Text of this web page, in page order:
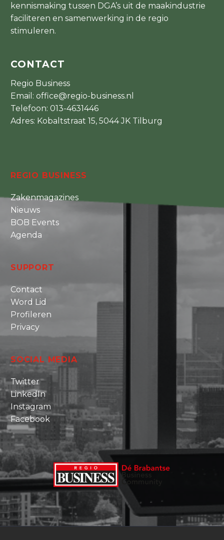
kennismaking tussen DGA’s uit de maakindustrie
faciliteren en samenwerking in de regio
stimuleren.
CONTACT
Regio Business
Email: office@regio-business.nl
Telefoon: 013-4631446
Adres: Kobaltstraat 15, 5044 JK Tilburg
REGIO BUSINESS
Zakenmagazines
Nieuws
BOB Events
Agenda
SUPPORT
Contact
Word Lid
Profileren
Privacy
SOCIAL MEDIA
Twitter
LinkedIn
Instagram
Facebook